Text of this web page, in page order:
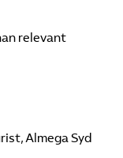
relevant
Almega Syd